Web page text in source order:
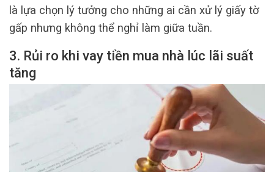
là lựa chọn lý tưởng cho những ai cần xử lý giấy tờ
gấp nhưng không thể nghỉ làm giữa tuần.
3. Rủi ro khi vay tiền mua nhà lúc lãi suất
tăng